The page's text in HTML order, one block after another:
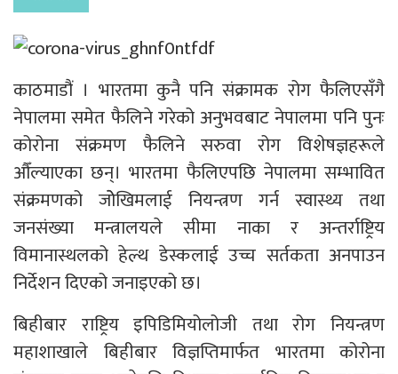
काठमाडौं । भारतमा कुनै पनि संक्रामक रोग फैलिएसँगै
नेपालमा समेत फैलिने गरेको अनुभवबाट नेपालमा पनि पुनः
कोरोना संक्रमण फैलिने सरुवा रोग विशेषज्ञहरूले
औँल्याएका छन्। भारतमा फैलिएपछि नेपालमा सम्भावित
संक्रमणको जोेखिमलाई नियन्त्रण गर्न स्वास्थ्य तथा
जनसंख्या मन्त्रालयले सीमा नाका र अन्तर्राष्ट्रिय
विमानास्थलको हेल्थ डेस्कलाई उच्च सर्तकता अनपाउन
निर्देशन दिएको जनाइएको छ।
बिहीबार राष्ट्रिय इपिडिमियोलोजी तथा रोग नियन्त्रण
महाशाखाले बिहीबार विज्ञप्तिमार्फत भारतमा कोरोना